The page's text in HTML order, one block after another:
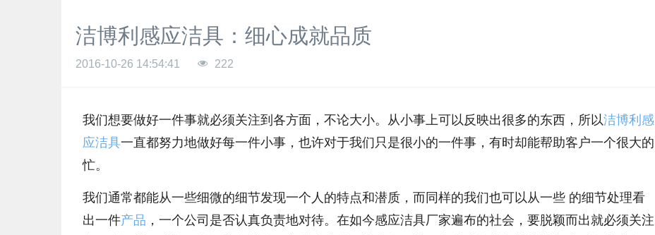
洁博利感应洁具：细心成就品质
2016-10-26 14:54:41 222
我们想要做好一件事就必须关注到各方面，不论大小。从小事上可以反映出很多的东西，所以洁博利感
应洁具一直都努力地做好每一件小事，也许对于我们只是很小的一件事，有时却能帮助客户一个很大的
忙。
我们通常都能从一些细微的细节发现一个人的特点和潜质，而同样的我们也可以从一些 的细节处理看
出一件产品 ，一个公司是否认真负责地对待。在如今感应洁具厂家遍布的社会，要脱颖而出就必须关注